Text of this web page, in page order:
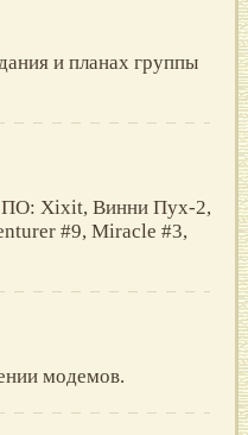
и планах группы
ПО: Xixit, Винни Пух-2,
#9, Miracle #3,
модемов.